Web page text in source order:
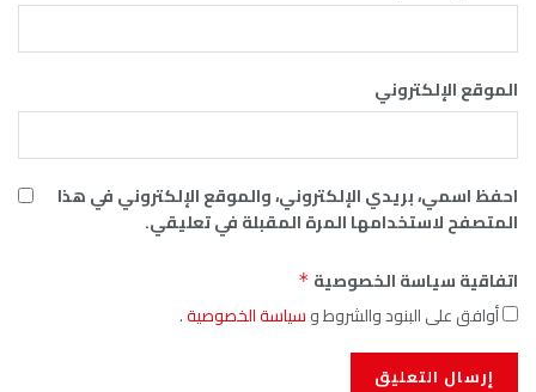
الموقع الإلكتروني
احفظ اسمي، بريدي الإلكتروني، والموقع الإلكتروني في هذا
المتصفح لاستخدامها المرة المقبلة في تعليقي.
اتفاقية سياسة الخصوصية *
أوافق على البنود والشروط وسياسة الخصوصية.